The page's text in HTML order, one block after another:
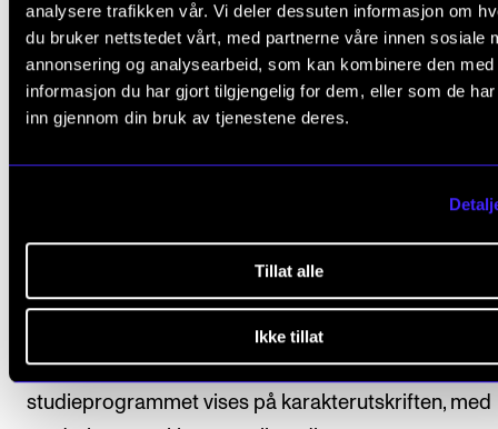
analysere trafikken vår. Vi deler dessuten informasjon om
du bruker nettstedet vårt, med partnerne våre innen sosiale
annonsering og analysearbeid, som kan kombinere den med
informasjon du har gjort tilgjengelig for dem, eller som de
inn gjennom din bruk av tjenestene deres.
Tillat alle
Ikke tillat
I NMHs emneportefølje inngår både emner som
karakterskalaen bestått/ ikke bestått og emner som
benytter den graderte karakterskalaen fra A til F, der
laveste ståkarakter. Hvilket karaktersystem som
Ytterligere bestemmelser om vurdering og
fastsatt ikapittel VI i Forskrift om studiene ved
(lovdata.no).
Karakterutskrift blir utstedt når studenten har
studieprogrammet. Emner som inngår i
studieprogrammet vises på karakterutskriften, med